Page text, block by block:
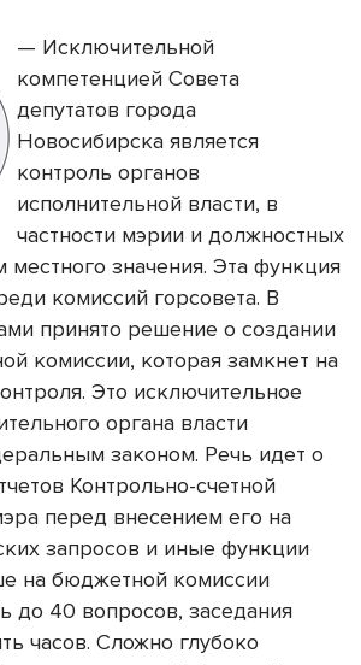
— Исключительной
компетенцией Совета
депутатов города
Новосибирска является
контроль органов
исполнительной власти, в
частности мэрии и должностных
значения. Эта функция
комиссий горсовета. В
принято решение о создании
комиссии, которая замкнет на
Это исключительное
органа власти
законом. Речь идет о
Контрольно-счетной
перед внесением его на
запросов и иные функции
на бюджетной комиссии
до 40 вопросов, заседания
часов. Сложно глубоко